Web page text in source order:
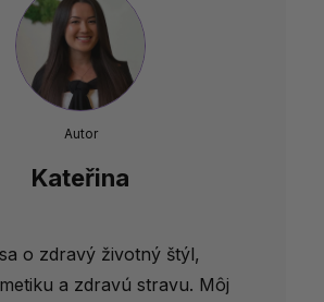
Autor
Kateřina
o zdravý životný štýl,
a zdravú stravu. Môj